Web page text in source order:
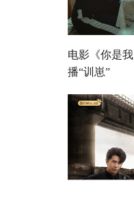
电影《你是
播“训崽”